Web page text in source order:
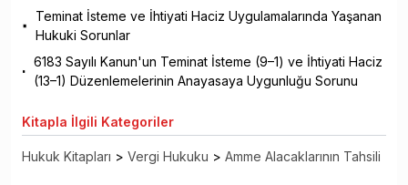
Teminat İsteme ve İhtiyati Haciz Uygulamalarında Yaşanan
Hukuki Sorunlar
6183 Sayılı Kanun'un Teminat İsteme (9–1) ve İhtiyati Haciz
(13–1) Düzenlemelerinin Anayasaya Uygunluğu Sorunu
Kitapla İlgili Kategoriler
Hukuk Kitapları > Vergi Hukuku > Amme Alacaklarının Tahsili